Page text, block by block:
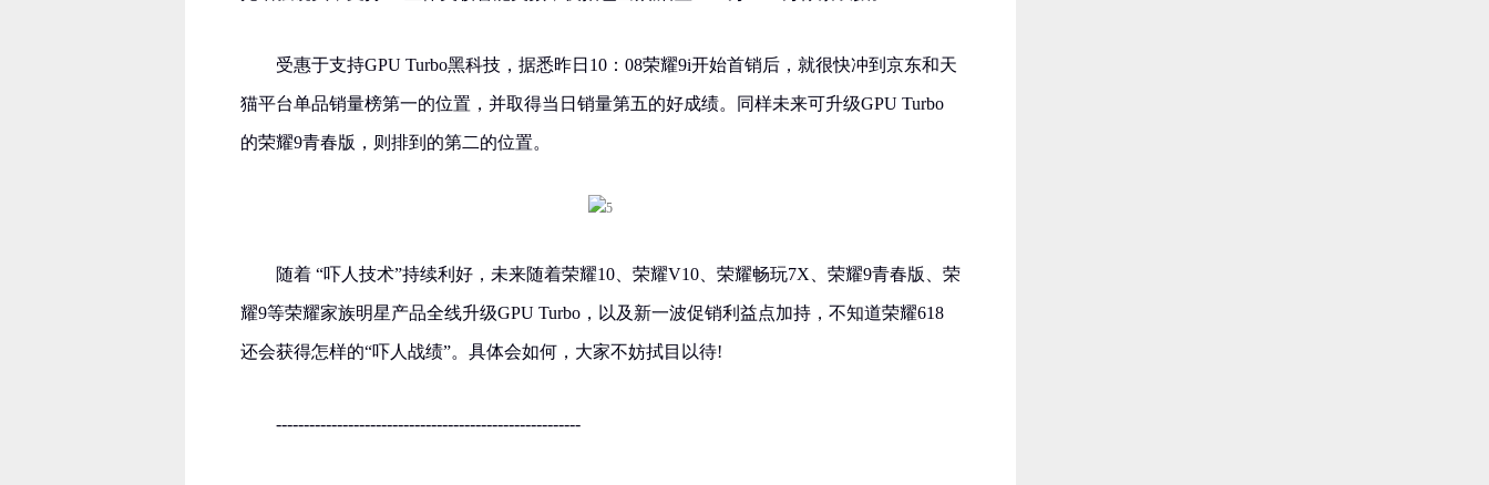
受惠于支持GPU Turbo黑科技，据悉昨日10：08荣耀9i开始首销后，就很快冲到京东和天
猫平台单品销量榜第一的位置，并取得当日销量第五的好成绩。同样未来可升级GPU Turbo
的荣耀9青春版，则排到的第二的位置。
随着 “吓人技术”持续利好，未来随着荣耀10、荣耀V10、荣耀畅玩7X、荣耀9青春版、荣
耀9等荣耀家族明星产品全线升级GPU Turbo，以及新一波促销利益点加持，不知道荣耀618
还会获得怎样的“吓人战绩”。具体会如何，大家不妨拭目以待!
-------------------------------------------------------